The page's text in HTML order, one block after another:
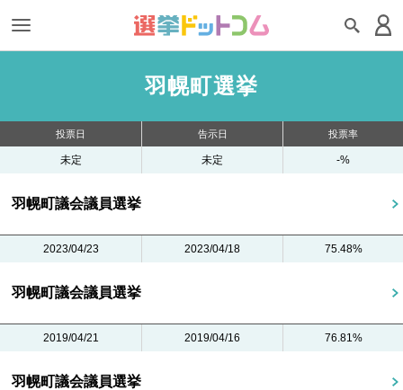
羽幌町選挙
投票日 告示日 投票率
未定 未定 -%
羽幌町議会議員選挙
2023/04/23 2023/04/18 75.48%
羽幌町議会議員選挙
2019/04/21 2019/04/16 76.81%
羽幌町議会議員選挙